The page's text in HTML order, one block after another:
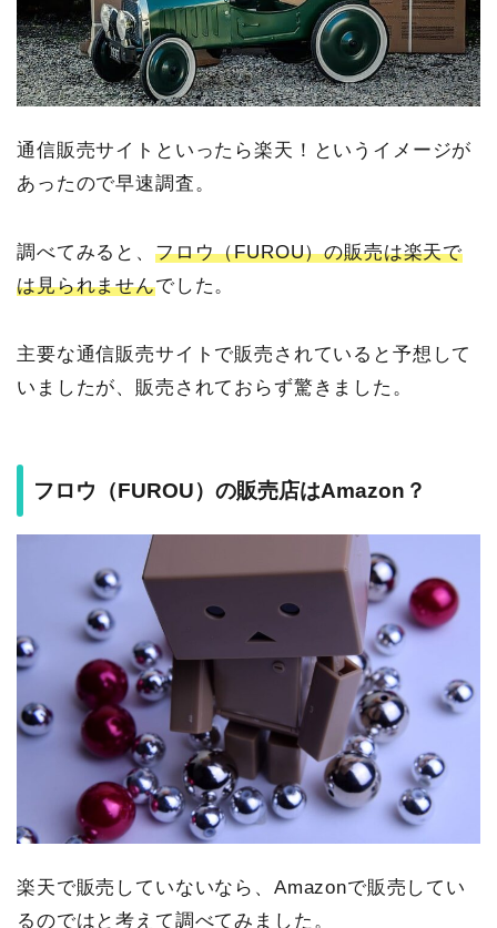
通信販売サイトといったら楽天！というイメージが
あったので早速調査。
調べてみると、 フロウ（FUROU）の販売は楽天で
は見られませんでした。
主要な通信販売サイトで販売されていると予想して
いましたが、販売されておらず驚きました。
フロウ（FUROU）の販売店はAmazon？
楽天で販売していないなら、Amazonで販売してい
るのではと考えて調べてみました。